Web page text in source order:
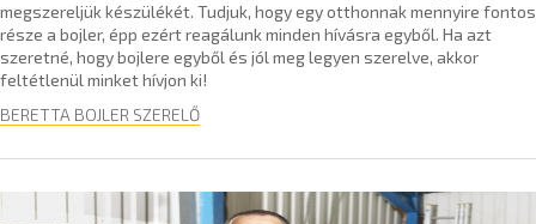
megszereljük készülékét. Tudjuk, hogy egy otthonnak mennyire fontos
része a bojler, épp ezért reagálunk minden hívásra egyből. Ha azt
szeretné, hogy bojlere egyből és jól meg legyen szerelve, akkor
feltétlenül minket hívjon ki!
BERETTA BOJLER SZERELŐ